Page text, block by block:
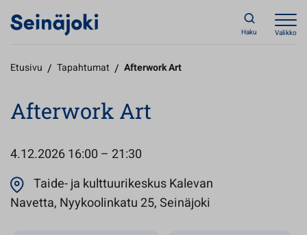
Haku Valikko
Etusivu / Tapahtumat / Afterwork Art
Afterwork Art
4.12.202616:00 – 21:30
Taide- ja kulttuurikeskus Kalevan
Navetta, Nyykoolinkatu 25, Seinäjoki